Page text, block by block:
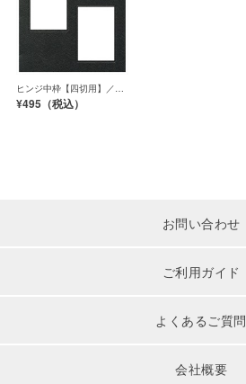
ヒンジ中枠【四切用】／2
Ｌ／黒（HGYB）
¥495（税込）
お問い合わせ
ご利用ガイド
よくあるご質問
会社概要